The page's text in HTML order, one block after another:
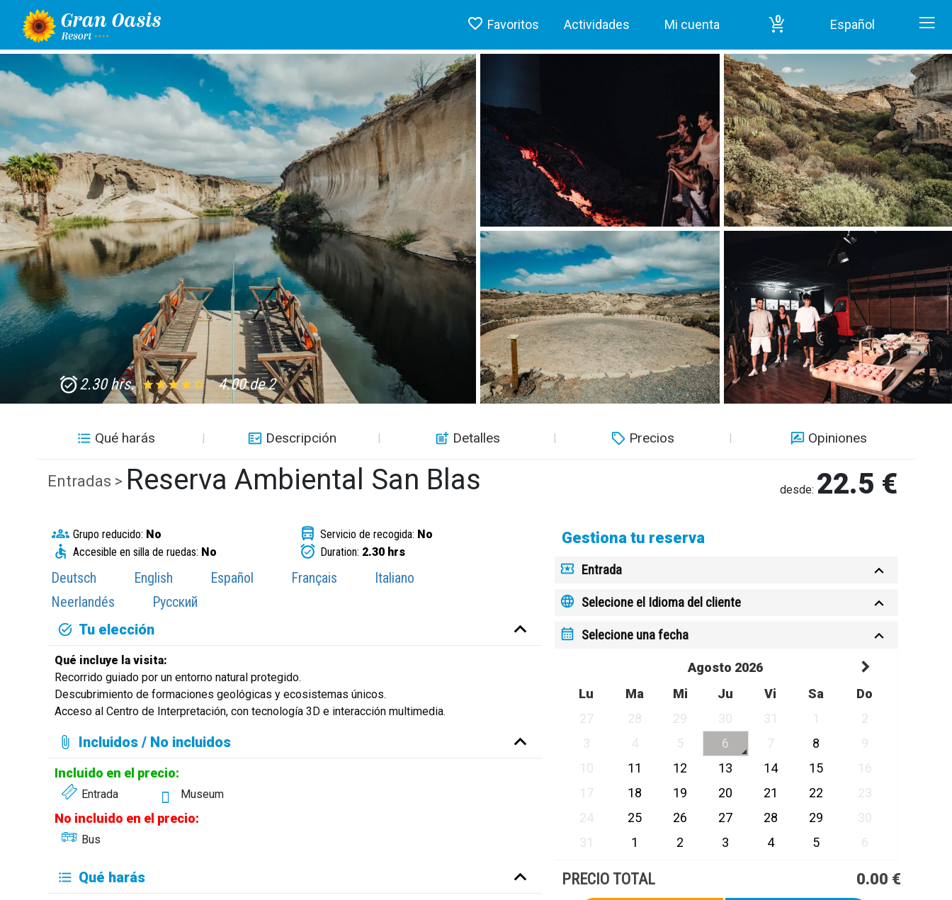
Favoritos Actividades Mi cuenta 0 Español
2.30 hrs. 4.00 de 2
Qué harás Descripción Detalles Precios Opiniones
Entradas > Reserva Ambiental San Blas desde: 22.5 €
Grupo reducido: No Servicio de recogida: No
Accesible en silla de ruedas: No Duration: 2.30 hrs
Deutsch English Español Français
Italiano
Neerlandés
Русский
Tu elección
Qué incluye la visita:
Recorrido guiado por un entorno natural protegido.
Descubrimiento de formaciones geológicas y ecosistemas únicos.
Acceso al Centro de Interpretación, con tecnología 3D e interacción multimedia.
Incluidos / No incluidos
Incluido en el precio:
Entrada Museum
No incluido en el precio:
Bus
Qué harás
Gestiona tu reserva
Entrada
Selecione el Idioma del cliente
Selecione una fecha
Agosto 2026
Lu
Ma Mi Ju Vi Sa
Do
27
28 29 30 31 1
2
3
4 5 6 7 8
9
10
11 12 13 14 15
16
17
18 19 20 21 22
23
24
25 26 27 28 29
30
31
1 2 3 4 5 6
PRECIO TOTAL 0.00 €